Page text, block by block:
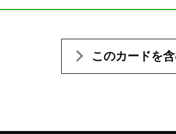
このカードを